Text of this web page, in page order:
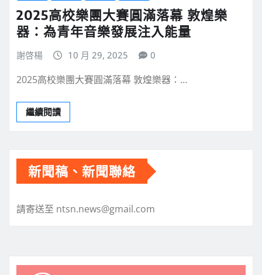
2025高校樂團大賽圓滿落幕 敦煌樂
器：為青年音樂發展注入能量
謝啓楊 10 月 29, 2025 0
2025高校樂團大賽圓滿落幕 敦煌樂器：…
繼續閱讀
新聞稿、新聞聯絡
請寄送至 ntsn.news@gmail.com